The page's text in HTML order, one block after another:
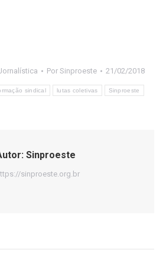
Por Sinproeste 21/02/2018
sindical lutas coletivas Sinproeste
Sinproeste
sinproeste.org.br